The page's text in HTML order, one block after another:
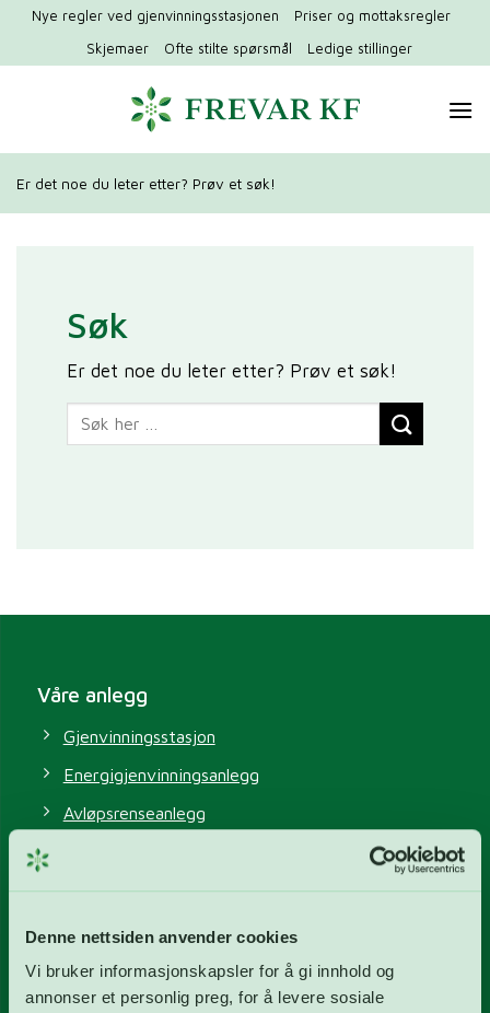
Denne nettsiden anvender cookies
Vi bruker informasjonskapsler for å gi innhold og
annonser et personlig preg, for å levere sosiale
Hopp
innhold
Nye regler ved gjenvinningsstasjonen
Priser og mottaksregler
Skjemaer
Ofte stilte spørsmål Ledige stillinger
Er det noe du leter etter? Prøv et søk!
Søk
Er det noe du leter etter? Prøv et søk!
Våre anlegg
Gjenvinningsstasjon
Energigjenvinningsanlegg
Avløpsrenseanlegg
Biogassanlegg
FREVAR KF